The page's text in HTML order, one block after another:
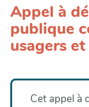
Appel à
publique
usagers
Cet appel à